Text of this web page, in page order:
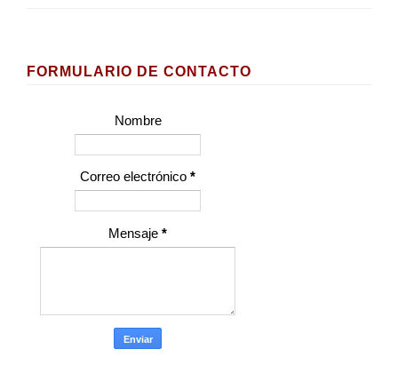
FORMULARIO DE CONTACTO
Nombre
Correo electrónico *
Mensaje *